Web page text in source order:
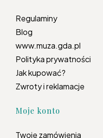
Regulaminy
Blog
www.muza.gda.pl
Polityka prywatności
Jak kupować?
Zwroty i reklamacje
Moje konto
Twoje zamówienia